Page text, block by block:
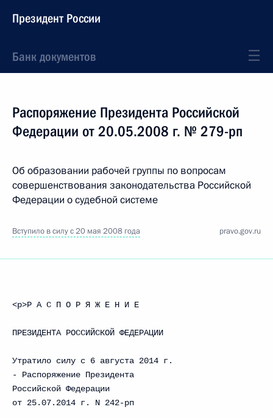
Президент России
Банк документов
Распоряжение Президента Российской
Федерации от 20.05.2008 г. № 279-рп
Об образовании рабочей группы по вопросам
совершенствования законодательства Российской
Федерации о судебной системе
Вступило в силу с 20 мая 2008 года pravo.gov.ru
<p>Р А С П О Р Я Ж Е Н И Е
ПРЕЗИДЕНТА РОССИЙСКОЙ ФЕДЕРАЦИИ
Утратилo силу с 6 августа 2014 г.
- Распоряжение Президента
Российской Федерации
от 25.07.2014 г. N 242-рп